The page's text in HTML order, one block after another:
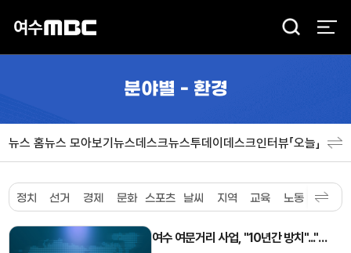
검
분야별 - 환경
뉴스 홈뉴스 모아보기뉴스데스크뉴스투데이데스크인터뷰「오늘」 분야
정치 선거 경제 문화 스포츠 날씨 지역 교육 노동 환경
여수 여문거리 사업, "10년간 방치"..."내년까지 완공 계획"